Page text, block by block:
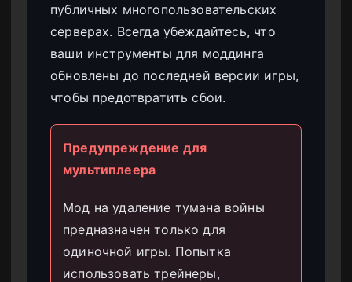
публичных многопользовательских
серверах. Всегда убеждайтесь, что
ваши инструменты для моддинга
обновлены до последней версии игры,
чтобы предотвратить сбои.
Предупреждение для
мультиплеера
Мод на удаление тумана войны
предназначен только для
одиночной игры. Попытка
использовать трейнеры,